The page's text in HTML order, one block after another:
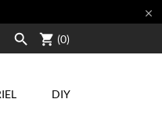

 shopping_cart (0)
DIY